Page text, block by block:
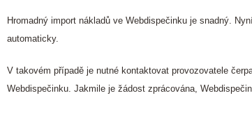
Hromadný import nákladů ve Webdispečinku je snadný.
automaticky.
V takovém případě je nutné kontaktovat provozovatele
Webdispečinku. Jakmile je žádost zprácována,